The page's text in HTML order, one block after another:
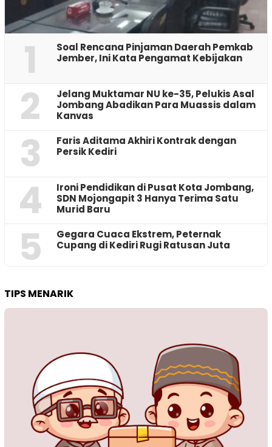
1
‎Soal Rencana Pinjaman Daerah Pemkab
Jember, Ini Kata Pengamat Kebijakan ‎
2
Jelang Muktamar NU ke-35, Pelukis Asal
Jombang Abadikan Para Muassis dalam
Kanvas
3
Faris Aditama Akhiri Kontrak dengan
Persik Kediri
4
Ironi Pendidikan di Pusat Kota Jombang,
SDN Mojongapit 3 Hanya Terima Satu
Murid Baru
5
‎Gegara Cuaca Ekstrem, Peternak
Cupang di Kediri Rugi Ratusan Juta
TIPS MENARIK